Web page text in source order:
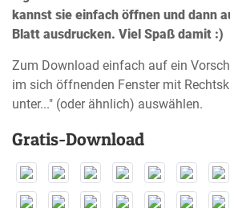
kannst sie einfach öffnen und dann
Blatt ausdrucken. Viel Spaß damit :)
Zum Download einfach auf ein
im sich öffnenden Fenster mit
unter..." (oder ähnlich) auswählen.
Gratis-Download